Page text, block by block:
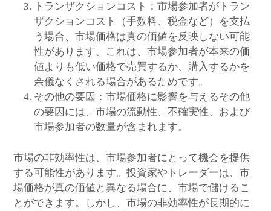
トランザクションコスト：市場参加者がトラン
ザクションコスト（手数料、税金など）を支払
う場合、市場価格は真の価値を反映しない可能
性があります。これは、市場参加者が本来の価
値よりも低い価格で売買するか、購入するかを
余儀なくされる場合があるためです。
その他の要因：市場価格に影響を与えるその他
の要因には、市場の流動性、不確実性、および
市場参加者の数量が含まれます。
市場の非効率性は、市場参加者にとって機会を提供
する可能性があります。投資家やトレーダーは、市
場価格が真の価値と異なる場合に、市場で儲けるこ
とができます。しかし、市場の非効率性が長期的に